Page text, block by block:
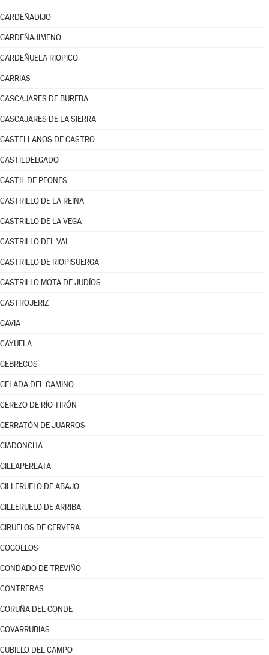
CARDEÑADIJO
CARDEÑAJIMENO
CARDEÑUELA RIOPICO
CARRIAS
CASCAJARES DE BUREBA
CASCAJARES DE LA SIERRA
CASTELLANOS DE CASTRO
CASTILDELGADO
CASTIL DE PEONES
CASTRILLO DE LA REINA
CASTRILLO DE LA VEGA
CASTRILLO DEL VAL
CASTRILLO DE RIOPISUERGA
CASTRILLO MOTA DE JUDÍOS
CASTROJERIZ
CAVIA
CAYUELA
CEBRECOS
CELADA DEL CAMINO
CEREZO DE RÍO TIRÓN
CERRATÓN DE JUARROS
CIADONCHA
CILLAPERLATA
CILLERUELO DE ABAJO
CILLERUELO DE ARRIBA
CIRUELOS DE CERVERA
COGOLLOS
CONDADO DE TREVIÑO
CONTRERAS
CORUÑA DEL CONDE
COVARRUBIAS
CUBILLO DEL CAMPO